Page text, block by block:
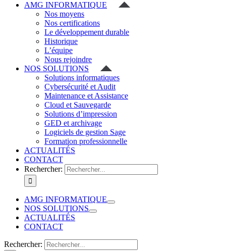
AMG INFORMATIQUE
Nos moyens
Nos certifications
Le développement durable
Historique
L’équipe
Nous rejoindre
NOS SOLUTIONS
Solutions informatiques
Cybersécurité et Audit
Maintenance et Assistance
Cloud et Sauvegarde
Solutions d’impression
GED et archivage
Logiciels de gestion Sage
Formation professionnelle
ACTUALITÉS
CONTACT
Rechercher:
AMG INFORMATIQUE
NOS SOLUTIONS
ACTUALITÉS
CONTACT
Rechercher: